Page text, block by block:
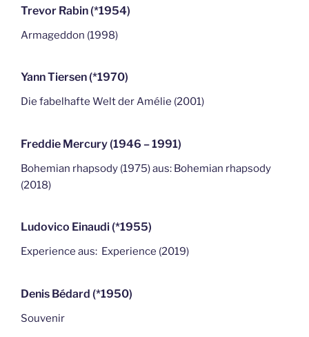
Trevor Rabin (*1954)
Armageddon (1998)
Yann Tiersen (*1970)
Die fabelhafte Welt der Amélie (2001)
Freddie Mercury (1946 – 1991)
Bohemian rhapsody (1975) aus: Bohemian rhapsody
(2018)
Ludovico Einaudi (*1955)
Experience aus: Experience (2019)
Denis Bédard (*1950)
Souvenir